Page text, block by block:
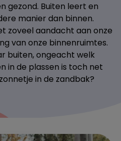
gezond. Buiten leert en
manier dan binnen.
zoveel aandacht aan onze
van onze binnenruimtes.
buiten, ongeacht welk
in de plassen is toch net
in de zandbak?